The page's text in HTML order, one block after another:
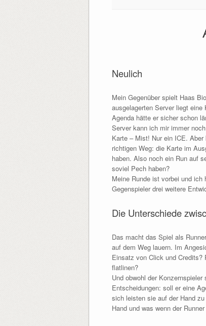
Neulich
Mein Gegenüber spielt Haas
ausgelagerten Server liegt
Agenda hätte er sicher schon
Server kann ich mir immer
Karte – Mist! Nur ein ICE.
richtigen Weg: die Karte im
haben. Also noch ein Run auf
soviel Pech haben?
Meine Runde ist vorbei und
Gegenspieler drei weitere
Die Unterschiede
Das macht das Spiel als
auf dem Weg lauern. Im
Einsatz von Click und Credits?
flatlinen?
Und obwohl der
Entscheidungen: soll er eine
sich leisten sie auf der Hand
Hand und was wenn der